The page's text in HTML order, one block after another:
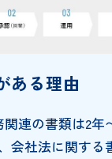
ある理由
連の書類は2年
会社法に関する